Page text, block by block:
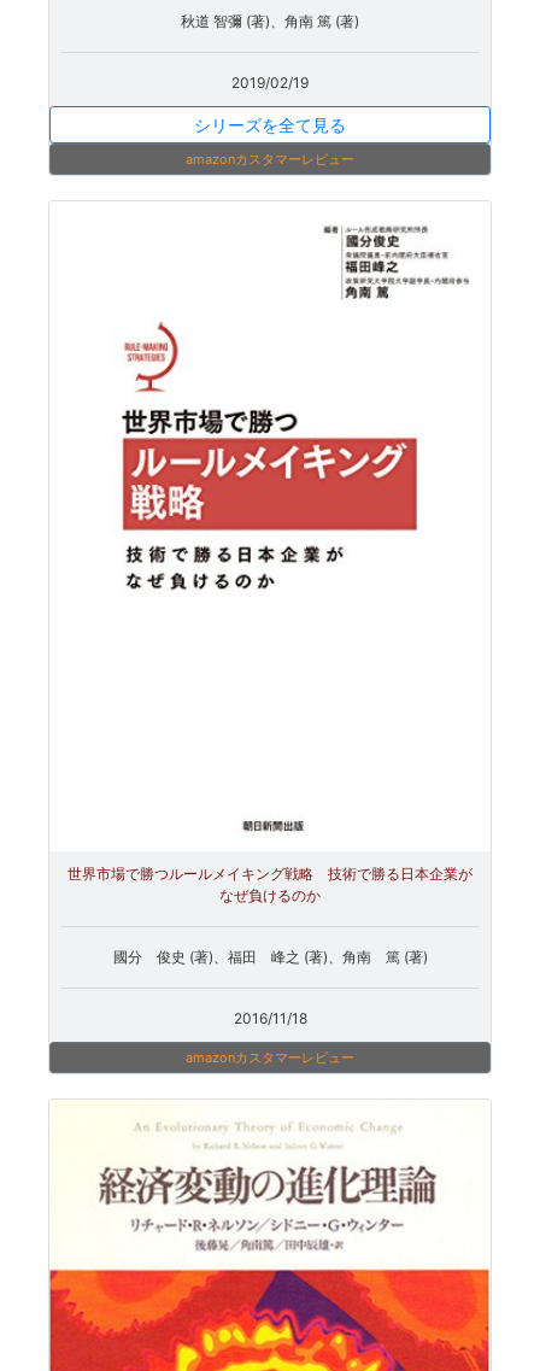
秋道 智彌 (著)、角南 篤 (著)
2019/02/19
シリーズを全て見る
amazonカスタマーレビュー
世界市場で勝つルールメイキング戦略 技術で勝る日本企業が
なぜ負けるのか
國分 俊史 (著)、福田 峰之 (著)、角南 篤 (著)
2016/11/18
amazonカスタマーレビュー